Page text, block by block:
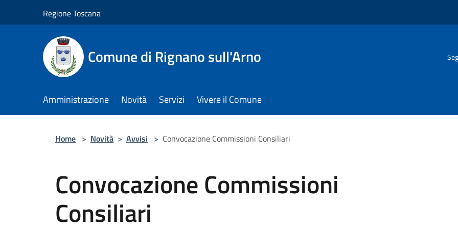
Regione Toscana
Comune di Rignano sull'Arno
Amministrazione Novità Servizi Vivere il Comune
Home > Novità > Avvisi > Convocazione Commissioni Consiliari
Convocazione Commissioni
Consiliari